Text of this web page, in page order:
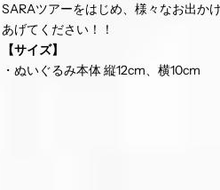
SARAツアーをはじめ、様々なお出か
あげてください！！
【サイズ】
・ぬいぐるみ本体 縦12cm、横10cm